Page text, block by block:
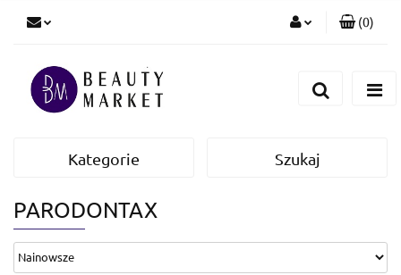
(0)
Kategorie Szukaj
PARODONTAX